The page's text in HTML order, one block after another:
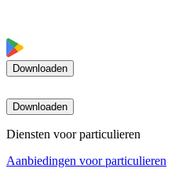
Downloaden
Downloaden
Diensten voor particulieren
Aanbiedingen voor particulieren